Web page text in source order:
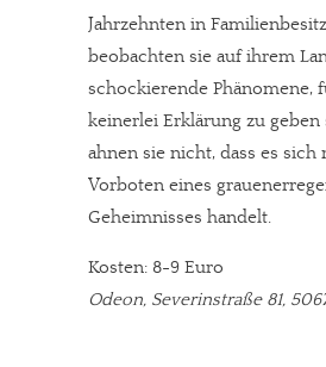
Jahrzehnten in
beobachten sie auf ihrem
schockierende Phänomene,
keinerlei Erklärung zu geben
ahnen sie nicht, dass es sich
Vorboten eines
Geheimnisses handelt.
Kosten: 8-9 Euro
Odeon, Severinstraße 81,